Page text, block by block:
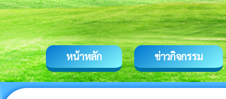
หน้าหลัก ข่าวกิจกรรม